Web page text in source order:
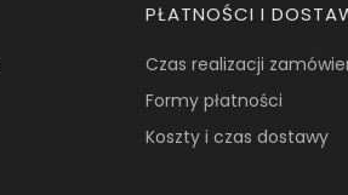
PŁATNOŚCI I
Czas realizacji
Formy płatności
Koszty i czas dostawy